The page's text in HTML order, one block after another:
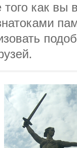
того как вы